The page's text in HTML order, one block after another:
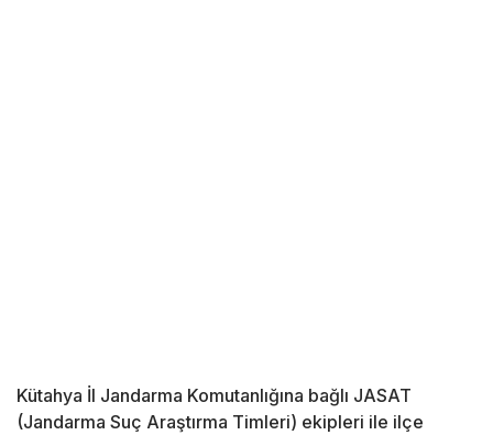
Kütahya İl Jandarma Komutanlığına bağlı JASAT
(Jandarma Suç Araştırma Timleri) ekipleri ile ilçe